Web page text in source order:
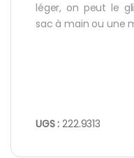
léger, on peut le
sac à main ou une
UGS :222.9313